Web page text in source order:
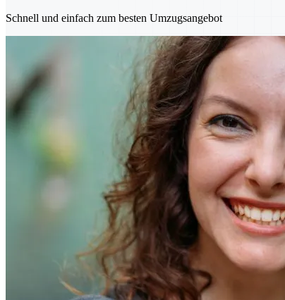
Schnell und einfach zum besten Umzugsangebot